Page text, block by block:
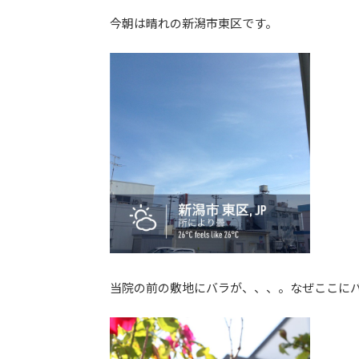
時
今朝は晴れの新潟市東区です。
当院の前の敷地にバラが、、、。なぜここに